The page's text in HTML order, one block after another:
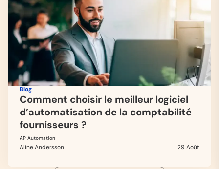
Blog
Comment choisir le meilleur logiciel
d’automatisation de la comptabilité
fournisseurs ?
AP Automation
Aline Andersson 29 Août